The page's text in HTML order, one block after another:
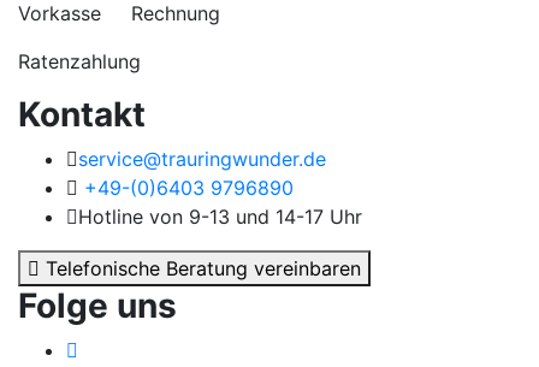
Vorkasse Rechnung
Ratenzahlung
Kontakt
service@trauringwunder.de
+49-(0)6403 9796890
Hotline von 9-13 und 14-17 Uhr
Telefonische Beratung vereinbaren
Folge uns